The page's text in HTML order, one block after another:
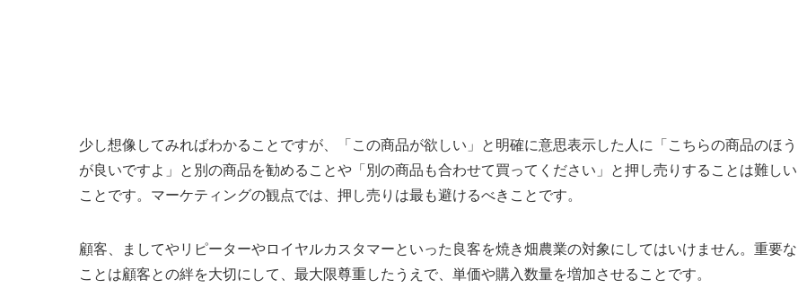
少し想像してみればわかることですが、「この商品が欲しい」と明確に意思表示した人に「こちらの商品のほう
が良いですよ」と別の商品を勧めることや「別の商品も合わせて買ってください」と押し売りすることは難しい
ことです。マーケティングの観点では、押し売りは最も避けるべきことです。
顧客、ましてやリピーターやロイヤルカスタマーといった良客を焼き畑農業の対象にしてはいけません。重要な
ことは顧客との絆を大切にして、最大限尊重したうえで、単価や購入数量を増加させることです。